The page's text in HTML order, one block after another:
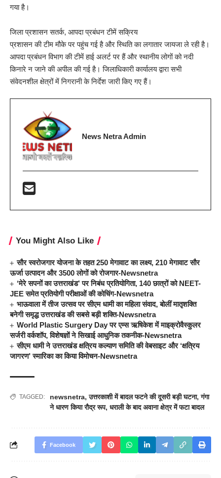
गया है।
जिला प्रशासन सतर्क, आपदा प्रबंधन टीमें सक्रिय
प्रशासन की टीम मौके पर पहुंच गई है और स्थिति का लगातार जायजा ले रही है।
आपदा प्रबंधन विभाग की टीमें हाई अलर्ट पर हैं और स्थानीय लोगों को नदी
किनारे न जाने की अपील की गई है। जिलाधिकारी कार्यालय द्वारा सभी
संवेदनशील क्षेत्रों में निगरानी के निर्देश जारी किए गए हैं।
News Netra Admin
You Might Also Like
सौर स्वरोजगार योजना के तहत 250 मेगावाट का लक्ष्य, 210 मेगावाट सौर
ऊर्जा उत्पादन और 3500 लोगों को रोजगार-Newsnetra
‘मेरे सपनों का उत्तराखंड’ पर निबंध प्रतियोगिता, 140 छात्रों को NEET-
JEE समेत प्रतियोगी परीक्षाओं की कोचिंग-Newsnetra
भाऊवाला में तीज उत्सव पर सीएम धामी का महिला संवाद, बोलीं मातृशक्ति
बनेगी समृद्ध उत्तराखंड की सबसे बड़ी शक्ति-Newsnetra
World Plastic Surgery Day पर एम्स ऋषिकेश में माइक्रोवैस्कुलर
सर्जरी वर्कशॉप, विशेषज्ञों ने सिखाई आधुनिक तकनीक-Newsnetra
सीएम धामी ने उत्तराखंड क्षत्रिय कल्याण समिति की वेबसाइट और ‘क्षत्रिय
जागरण’ स्मारिका का किया विमोचन-Newsnetra
TAGGED: newsnetra,उत्तरकाशी में बादल फटने की दूसरी बड़ी घटना,गंगा
ने धारण किया रौद्र रूप, धराली के बाद अवाना क्षेत्र में फटा बादल
Facebook